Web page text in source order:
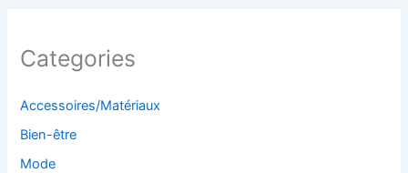
Categories
Accessoires/Matériaux
Bien-être
Mode